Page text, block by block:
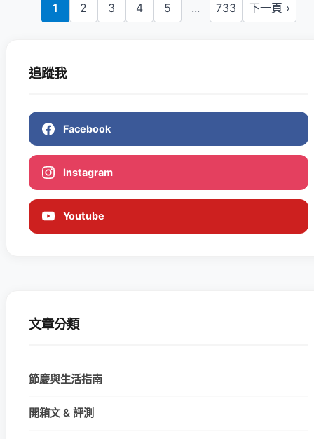
1 2 3 4 5 ... 733 下一頁 ›
追蹤我
Facebook
Instagram
Youtube
文章分類
節慶與生活指南
開箱文 & 評測